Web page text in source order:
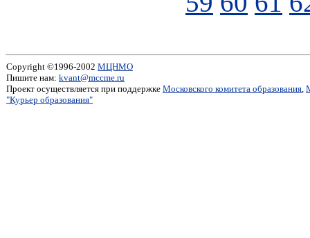
Copyright ©1996-2002 МЦНМО
Пишите нам: kvant@mccme.ru
Проект осуществляется при поддержке Московского комитета образования,
"Курьер образования"